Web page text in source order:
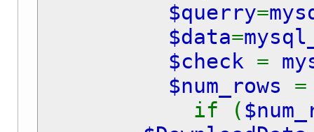
$querry=
$data=
$check =
$num_rows
if (